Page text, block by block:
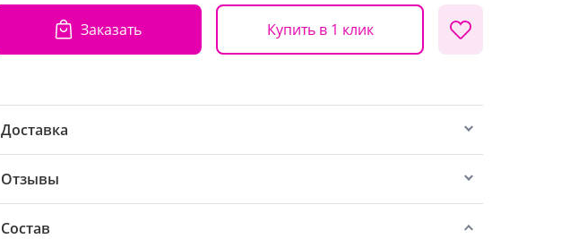
Заказать Купить в 1 клик
Доставка
Отзывы
Состав